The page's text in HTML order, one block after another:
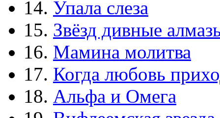
14. Упала слеза
15. Звёзд дивные
16. Мамина молитва
17. Когда любовь
18. Альфа и Омега